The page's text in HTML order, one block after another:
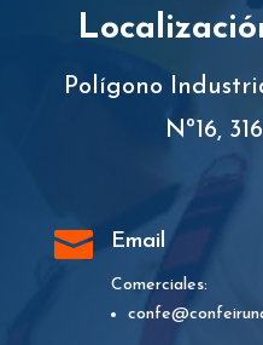
Polígono
Nº16,
 Email
Comerciales: